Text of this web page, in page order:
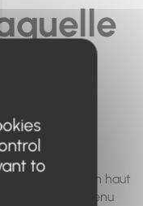
à
de recherche en haut
trouver le contenu
to